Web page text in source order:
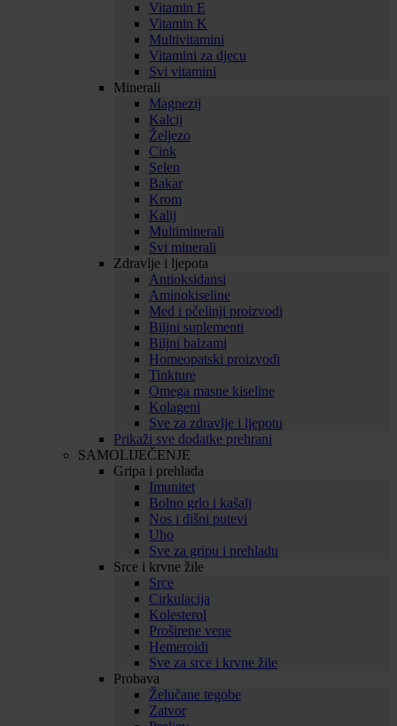
Vitamin E
Vitamin K
Multivitamini
Vitamini za djecu
Svi vitamini
Minerali
Magnezij
Kalcij
Željezo
Cink
Selen
Bakar
Krom
Kalij
Multiminerali
Svi minerali
Zdravlje i ljepota
Antioksidansi
Aminokiseline
Med i pčelinji proizvodi
Biljni suplementi
Biljni balzami
Homeopatski proizvodi
Tinkture
Omega masne kiseline
Kolageni
Sve za zdravlje i ljepotu
Prikaži sve dodatke prehrani
SAMOLIJEČENJE
Gripa i prehlada
Imunitet
Bolno grlo i kašalj
Nos i dišni putevi
Uho
Sve za gripu i prehladu
Srce i krvne žile
Srce
Cirkulacija
Kolesterol
Proširene vene
Hemeroidi
Sve za srce i krvne žile
Probava
Želučane tegobe
Zatvor